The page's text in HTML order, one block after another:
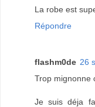
La robe est
Répondre
flashm0de 26
Trop mignonne
Je suis déja